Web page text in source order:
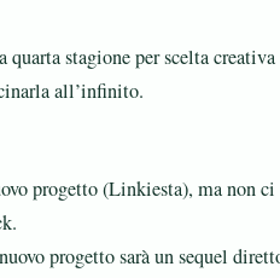
quarta stagione per scelta
all’infinito.
progetto (Linkiesta), ma non
progetto sarà un sequel